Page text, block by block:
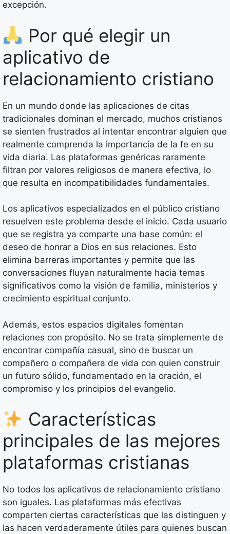
excepción.
Por qué elegir un
aplicativo de
relacionamiento cristiano
En un mundo donde las aplicaciones de citas
tradicionales dominan el mercado, muchos cristianos
se sienten frustrados al intentar encontrar alguien que
realmente comprenda la importancia de la fe en su
vida diaria. Las plataformas genéricas raramente
filtran por valores religiosos de manera efectiva, lo
que resulta en incompatibilidades fundamentales.
Los aplicativos especializados en el público cristiano
resuelven este problema desde el inicio. Cada usuario
que se registra ya comparte una base común: el
deseo de honrar a Dios en sus relaciones. Esto
elimina barreras importantes y permite que las
conversaciones fluyan naturalmente hacia temas
significativos como la visión de familia, ministerios y
crecimiento espiritual conjunto.
Además, estos espacios digitales fomentan
relaciones con propósito. No se trata simplemente de
encontrar compañía casual, sino de buscar un
compañero o compañera de vida con quien construir
un futuro sólido, fundamentado en la oración, el
compromiso y los principios del evangelio.
Características
principales de las mejores
plataformas cristianas
No todos los aplicativos de relacionamiento cristiano
son iguales. Las plataformas más efectivas
comparten ciertas características que las distinguen y
las hacen verdaderamente útiles para quienes buscan